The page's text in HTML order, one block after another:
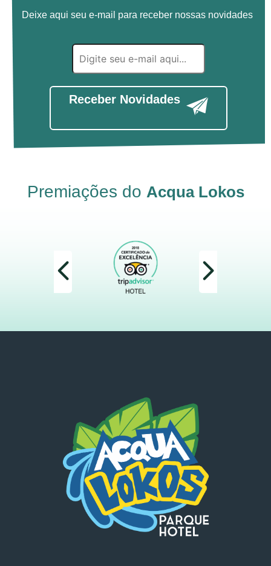
Deixe aqui seu e-mail para receber nossas novidades
Receber Novidades
Premiações do Acqua Lokos